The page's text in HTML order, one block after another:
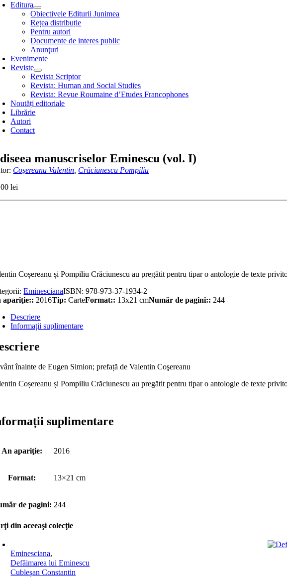
Editura
Obiectivele Editurii Junimea
Rețea distribuție
Pentru autori
Documente de interes public
Anunţuri
Evenimente
Reviste
Revista Scriptor
Revista: Human and Social Studies
Revista: Revue Roumaine d’Etudes Francophones
Noutăți editoriale
Librărie
Autori
Contact
manuscriselor Eminescu (vol. I)
Coşereanu Valentin Crăciunescu Pompiliu
lei
Coșereanu și Pompiliu Crăciunescu au pregătit pentru tipar o antologie de texte
EminescianaISBN:978-973-37-1934-2
apariţie:: 2016Tip: CarteFormat:: 13x21 cmNumăr de pagini:: 244
Descriere
Informații suplimentare
înainte de Eugen Simion; prefață de Valentin Coşereanu
Coșereanu și Pompiliu Crăciunescu au pregătit pentru tipar o antologie de texte
suplimentare
An apariţie: 2016
Format: 13×21 cm
de pagini: 244
din aceeaşi colecţie
Eminesciana,
Defăimarea lui Eminescu
Cubleşan Constantin